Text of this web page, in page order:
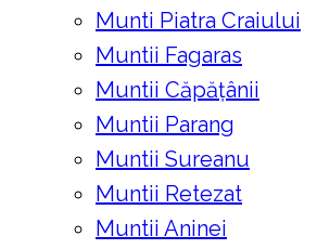
Munti Piatra Craiului
Muntii Fagaras
Muntii Căpățânii
Muntii Parang
Muntii Sureanu
Muntii Retezat
Muntii Aninei